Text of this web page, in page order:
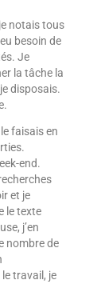
notais tous
besoin de
Je
la tâche la
disposais.
faisais en
end.
et je
le texte
j’en
nombre de
travail, je